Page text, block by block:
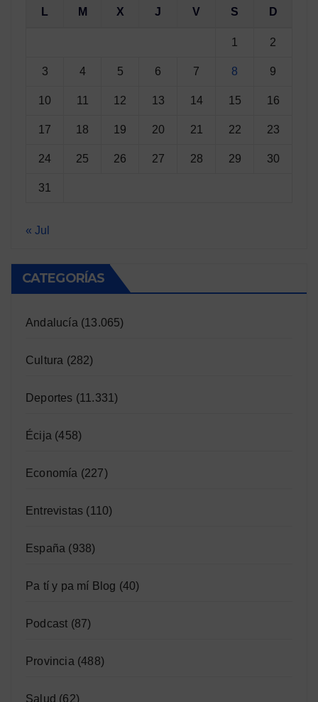
L M X J V S D
1 2
3 4 5 6 7 8 9
10 11 12 13 14 15 16
17 18 19 20 21 22 23
24 25 26 27 28 29 30
31
« Jul
CATEGORÍAS
Andalucía (13.065)
Cultura (282)
Deportes (11.331)
Écija (458)
Economía (227)
Entrevistas (110)
España (938)
Pa tí y pa mí Blog (40)
Podcast (87)
Provincia (488)
Salud (62)